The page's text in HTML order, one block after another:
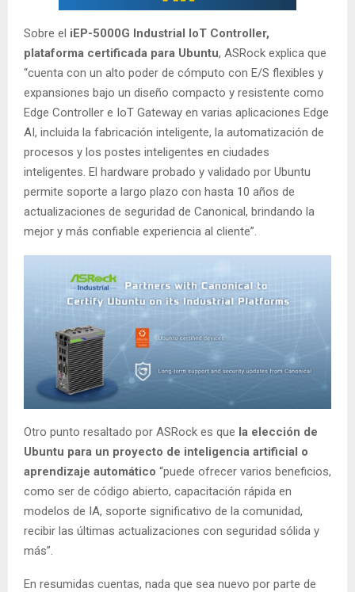
Sobre el iEP-5000G Industrial IoT Controller,
plataforma certificada para Ubuntu, ASRock explica que
“cuenta con un alto poder de cómputo con E/S flexibles y
expansiones bajo un diseño compacto y resistente como
Edge Controller e IoT Gateway en varias aplicaciones Edge
AI, incluida la fabricación inteligente, la automatización de
procesos y los postes inteligentes en ciudades
inteligentes. El hardware probado y validado por Ubuntu
permite soporte a largo plazo con hasta 10 años de
actualizaciones de seguridad de Canonical, brindando la
mejor y más confiable experiencia al cliente”.
Otro punto resaltado por ASRock es que la elección de
Ubuntu para un proyecto de inteligencia artificial o
aprendizaje automático “puede ofrecer varios beneficios,
como ser de código abierto, capacitación rápida en
modelos de IA, soporte significativo de la comunidad,
recibir las últimas actualizaciones con seguridad sólida y
más”.
En resumidas cuentas, nada que sea nuevo por parte de